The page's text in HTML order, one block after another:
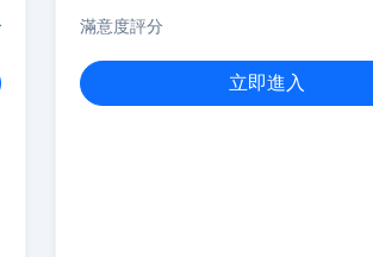
滿意度評分
立即進入